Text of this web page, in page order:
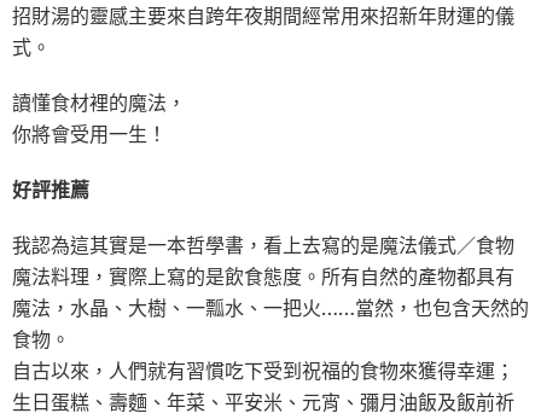
招財湯的靈感主要來自跨年夜期間經常用來招新年財運的儀
式。
讀懂食材裡的魔法，
你將會受用一生！
好評推薦
我認為這其實是一本哲學書，看上去寫的是魔法儀式／食物
魔法料理，實際上寫的是飲食態度。所有自然的產物都具有
魔法，水晶、大樹、一瓢水、一把火……當然，也包含天然的
食物。
自古以來，人們就有習慣吃下受到祝福的食物來獲得幸運；
生日蛋糕、壽麵、年菜、平安米、元宵、彌月油飯及飯前祈